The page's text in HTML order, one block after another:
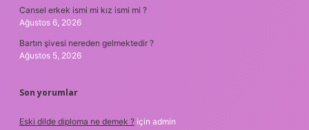
Cansel erkek ismi mi kız ismi mi ?
Ağustos 6, 2026
Bartın şivesi nereden gelmektedir ?
Ağustos 5, 2026
Son yorumlar
Eski dilde diploma ne demek ? için admin